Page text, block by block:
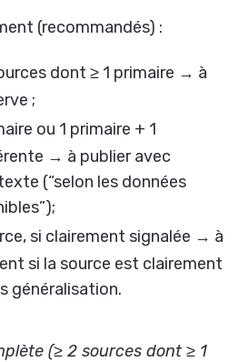
(recommandés) :
dont ≥ 1 primaire → à
;
ou 1 primaire + 1
→ à publier avec
(“selon les données
si clairement signalée → à
si la source est clairement
généralisation.
(≥ 2 sources dont ≥ 1